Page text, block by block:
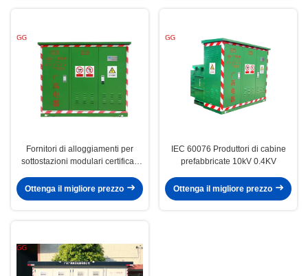
Fornitori di alloggiamenti per
sottostazioni modulari certificati
0,4kV
Ottenga il migliore prezzo
IEC 60076 Produttori di cabine
prefabbricate 10kV 0.4KV
Ottenga il migliore prezzo